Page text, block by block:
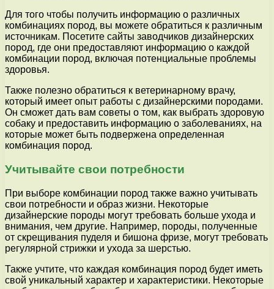
Для того чтобы получить информацию о различных
комбинациях пород, вы можете обратиться к различным
источникам. Посетите сайты заводчиков дизайнерских
пород, где они предоставляют информацию о каждой
комбинации пород, включая потенциальные проблемы
здоровья.
Также полезно обратиться к ветеринарному врачу,
который имеет опыт работы с дизайнерскими породами.
Он сможет дать вам советы о том, как выбрать здоровую
собаку и предоставить информацию о заболеваниях, на
которые может быть подвержена определенная
комбинация пород.
Учитывайте свои потребности
При выборе комбинации пород также важно учитывать
свои потребности и образ жизни. Некоторые
дизайнерские породы могут требовать больше ухода и
внимания, чем другие. Например, породы, полученные
от скрещивания пуделя и бишона фризе, могут требовать
регулярной стрижки и ухода за шерстью.
Также учтите, что каждая комбинация пород будет иметь
свой уникальный характер и характеристики. Некоторые